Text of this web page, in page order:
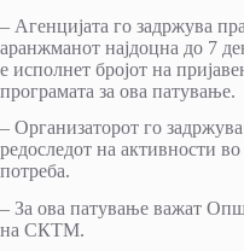
– Агенцијата го задржува
аранжманот најдоцна до 7
е исполнет бројот на
програмата за ова патување.
– Организаторот го
редоследот на активности
потреба.
– За ова патување важат
на СКТМ.